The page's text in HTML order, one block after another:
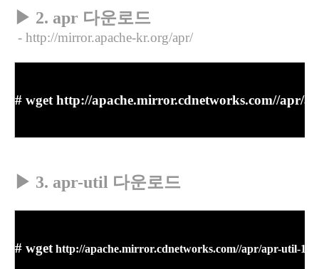
▶ 2. apr 다운로드
- http://mirror.apache-kr.org/apr/
# wget http://apache.mirror.cdnetworks.com//apr/
▶ 3. apr-util 다운로드
# wget http://apache.mirror.cdnetworks.com//apr/apr-util-